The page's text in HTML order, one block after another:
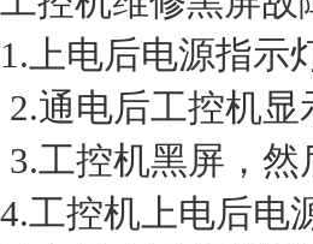
1.上电后电源指示灯
2.通电后工控机显示
3.工控机黑屏，
4.工控机上电后电源